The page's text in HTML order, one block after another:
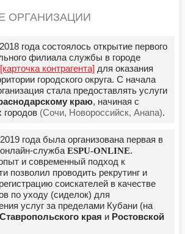
ОРГАНИЗАЦИИ
года состоялось открытие первого
филиала службы в городе
[карточка контрагента] для оказания
городского округа. С начала
стала предоставлять услуги
краю, начиная с
(Сочи, Новороссийск, Анапа).
года была организована первая в
служба ESPU-ONLINE.
и современный подход к
позволил проводить рекрутинг и
соискателей в качестве
по уходу (сиделок) для
услуг за пределами Кубани (на
Ставропольского края и Ростовской